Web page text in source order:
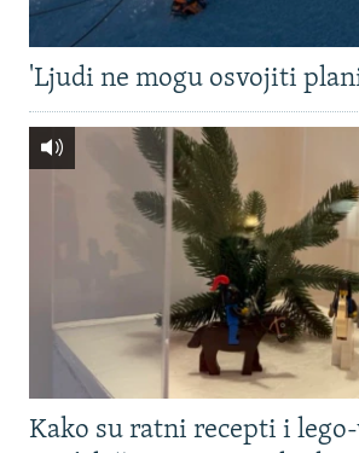
'Ljudi ne mogu osvojiti
Kako su ratni recepti i